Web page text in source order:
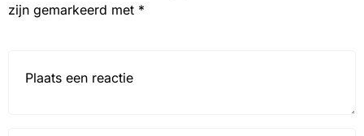
zijn gemarkeerd met *